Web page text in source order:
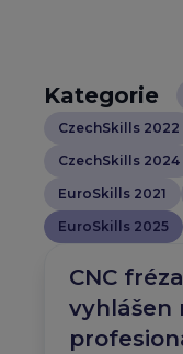
Kategorie
CzechSkills 2022
CzechSkills 2024
EuroSkills 2021
EuroSkills 2025
CNC
vyhlášen